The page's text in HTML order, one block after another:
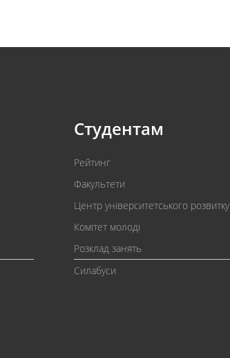
Студентам
Рейтинг
Факультети
Центр університетського розвитку
Комітет молоді
Розклад занять
Силабуси